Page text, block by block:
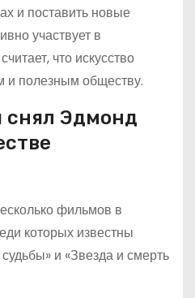
и поставить новые
участвует в
что искусство
и полезным обществу.
снял Эдмонд
фильмов в
которых известны
и «Звезда и смерть